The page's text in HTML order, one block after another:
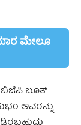
ಮೇಲೂ
ಬಿಜೆಪಿ ಬೂತ್‌
ಅವರನ್ನು